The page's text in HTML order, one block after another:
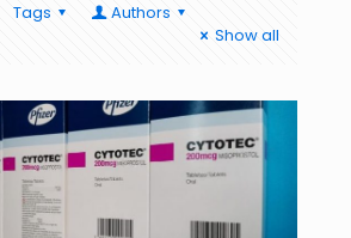
Tags
Authors
Show all